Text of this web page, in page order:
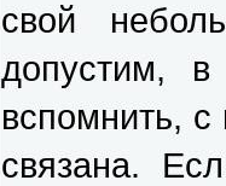
свой
допустим,
вспомнить,
связана.